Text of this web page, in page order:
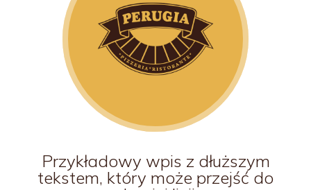
Przykładowy wpis z dłuższym
tekstem, który może przejść do